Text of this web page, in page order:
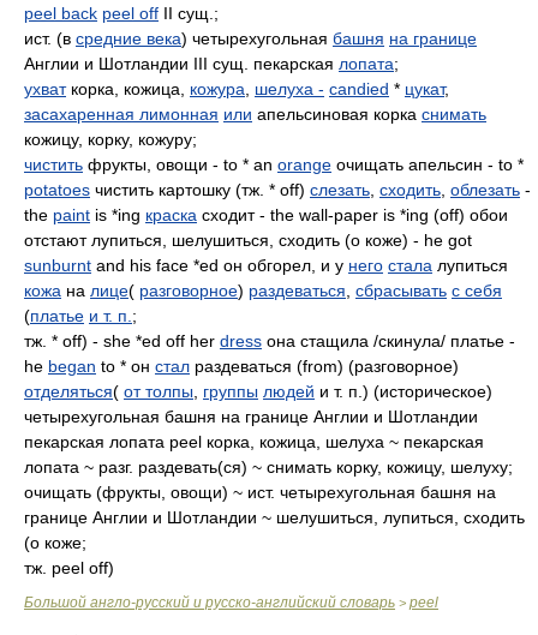
peel back peel off II сущ.;
ист. (в средние века) четырехугольная башня на границе
Англии и Шотландии III сущ. пекарская лопата;
ухваткорка, кожица, кожура шелуха - candied * цукат,
засахаренная лимонная или апельсиновая корка снимать
кожицу, корку, кожуру;
чистить фрукты, овощи - to * an orange очищать апельсин - to *
potatoes чистить картошку (тж. * off) слезать сходить облезать -
the paint is *ing краска сходит - the wall-paper is *ing (off) обои
отстают лупиться, шелушиться, сходить (о коже) - he got
sunburnt and his face *ed он обгорел, и у него стала лупиться
кожа на лице( разговорное) раздеваться сбрасывать с себя
(платье и т. п. ;
тж. * off) - she *ed off her dress она стащила /скинула/ платье -
he began to * он стал раздеваться (from) (разговорное)
отделяться( от толпы группы людей и т. п.) (историческое)
четырехугольная башня на границе Англии и Шотландии
пекарская лопата peel корка, кожица, шелуха ~ пекарская
лопата ~ разг. раздевать(ся) ~ снимать корку, кожицу, шелуху;
очищать (фрукты, овощи) ~ ист. четырехугольная башня на
границе Англии и Шотландии ~ шелушиться, лупиться, сходить
(о коже;
тж. peel off)
Большой англо-русский и русско-английский словарь > peel